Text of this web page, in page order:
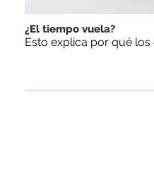
¿El tiempo vuela?
Esto explica por qué